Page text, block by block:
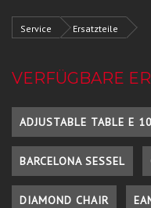
Service Ersatzteile
VERFÜGBARE
ADJUSTABLE TABLE E
BARCELONA SESSEL
DIAMOND CHAIR